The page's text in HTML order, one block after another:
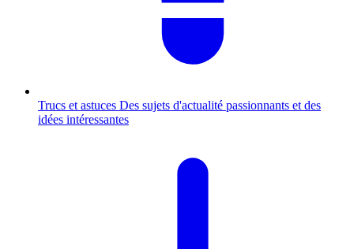
Trucs et astuces Des sujets d'actualité passionnants et des
idées intéressantes